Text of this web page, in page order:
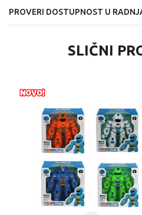
PROVERI DOSTUPNOST U
SLIČNI